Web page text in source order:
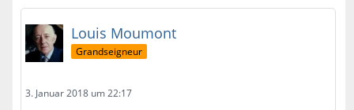
Louis Moumont
Grandseigneur
3. Januar 2018 um 22:17